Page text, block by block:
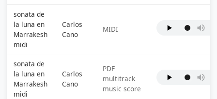
sonata de
la luna en
Marrakesh
midi
Carlos
Cano
MIDI
sonata de
la luna en
Marrakesh
midi
Carlos
Cano
PDF
multitrack
music score